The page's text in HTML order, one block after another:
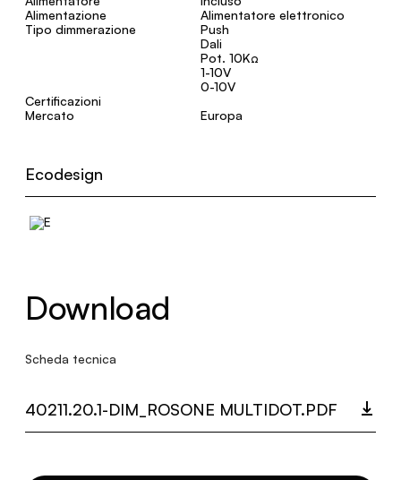
Alimentazione
Alimentatore elettronico
Tipo dimmerazione
Push
Dali
Pot. 10KΩ
1-10V
0-10V
Certificazioni
Mercato
Europa
Ecodesign
Download
Scheda tecnica
40211.20.1-DIM_ROSONE MULTIDOT.PDF